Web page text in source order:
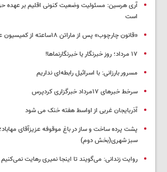
آری هرسین: مسئولیت وضعیت کنونی اقلیم بر عهده
است
«قانون چارچوب» پس از ماراتن ۱۸ساعته از کمیسیون عدالت گذشت
١٧ مرداد؛ روز خبرنگار یا خبرنگارنماها!
مسرور بارزانی: با اسرائیل رابطه‌ای نداریم
سرخط خبرهای ۱۷مرداد خبرگزاری کردپرس
آذربایجان غربی از اواسط هفته خنک می شود
پشت پرده ساخت و ساز در باغ موقوفه عزیزآقای
سبز شهری(بخش دوم)
روایت زندانی: می‌گویند تا اینجا نمیری رهایت